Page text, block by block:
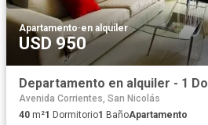
Apartamento·en alquiler
USD 950
Avenida Corrientes, San Nicolás
40 m²1 Dormitorio1 BañoApartamento